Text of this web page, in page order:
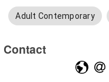
Adult Contemporary
Contact